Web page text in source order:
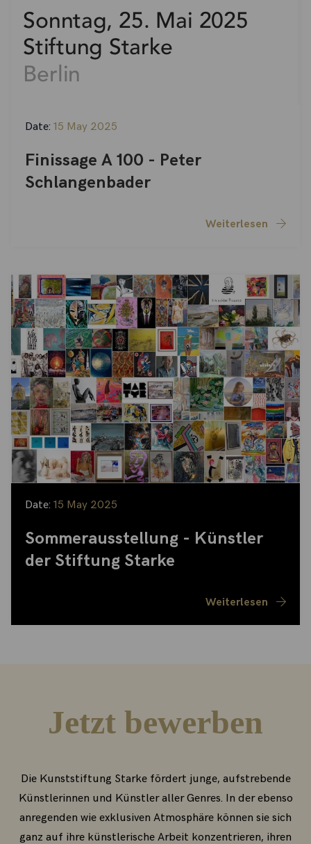
Date: 15 May 2025
Finissage A 100 - Peter
Schlangenbader
Weiterlesen
Date: 15 May 2025
Sommerausstellung - Künstler
der Stiftung Starke
Weiterlesen
Jetzt bewerben
Die Kunststiftung Starke fördert junge, aufstrebende
Künstlerinnen und Künstler aller Genres. In der ebenso
anregenden wie exklusiven Atmosphäre können sie sich
ganz auf ihre künstlerische Arbeit konzentrieren, ihren